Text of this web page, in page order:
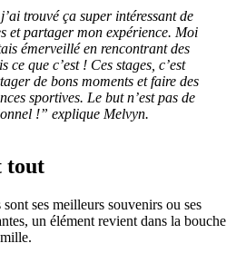
trouvé ça super intéressant de
et partager mon expérience. Moi
émerveillé en rencontrant des
ce que c’est ! Ces stages, c’est
de bons moments et faire des
sportives. Le but n’est pas de
!” explique Melvyn.
tout
ses meilleurs souvenirs ou ses
un élément revient dans la bouche